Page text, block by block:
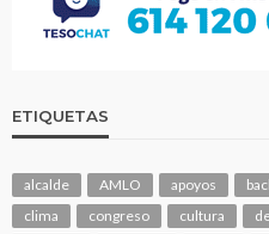
ETIQUETAS
alcalde AMLO apoyos
clima
congreso cultura